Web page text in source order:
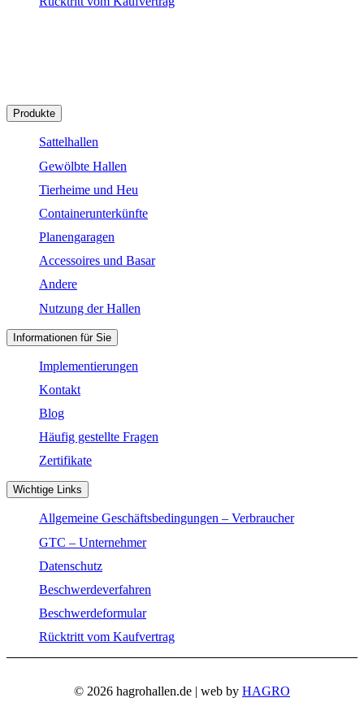
Produkte
Sattelhallen
Gewölbte Hallen
Tierheime und Heu
Containerunterkünfte
Planengaragen
Accessoires und Basar
Andere
Nutzung der Hallen
Informationen für Sie
Implementierungen
Kontakt
Blog
Häufig gestellte Fragen
Zertifikate
Wichtige Links
Allgemeine Geschäftsbedingungen – Verbraucher
GTC – Unternehmer
Datenschutz
Beschwerdeverfahren
Beschwerdeformular
Rücktritt vom Kaufvertrag
© 2026 hagrohallen.de | web by HAGRO